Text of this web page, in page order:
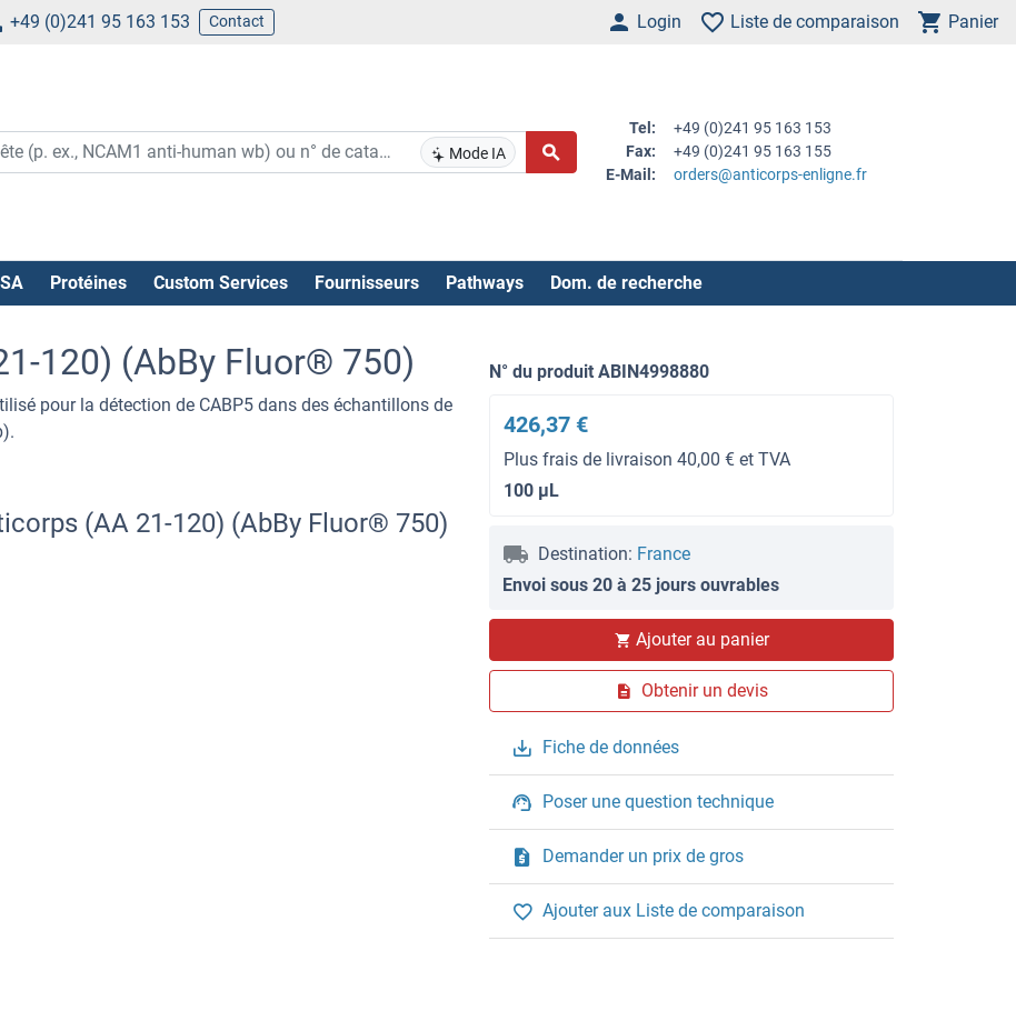
+49 (0)241 95 163 153 Contact Login Liste de comparaison Panier
Mode IA
Tel:
+49 (0)241 95 163 153
Fax:
+49 (0)241 95 163 155
E-Mail:
orders@anticorps-enligne.fr
Protéines Custom Services Fournisseurs Pathways Dom. de recherche
120) (AbBy Fluor® 750)
pour la détection de CABP5 dans des échantillons de
N° du produit ABIN4998880
426,37 €
Plus frais de livraison 40,00 € et TVA
100 μL
Destination: France
Envoi sous 20 à 25 jours ouvrables
Ajouter au panier
Obtenir un devis
Fiche de données
Poser une question technique
Demander un prix de gros
Ajouter aux Liste de comparaison
(AA 21-120) (AbBy Fluor® 750)